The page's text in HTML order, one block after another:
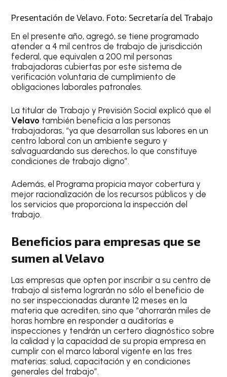
Presentación de Velavo. Foto: Secretaría del Trabajo
En el presente año, agregó, se tiene programado
atender a 4 mil centros de trabajo de jurisdicción
federal, que equivalen a 200 mil personas
trabajadoras cubiertas por este sistema de
verificación voluntaria de cumplimiento de
obligaciones laborales patronales.
La titular de Trabajo y Previsión Social explicó que el
Velavo también beneficia a las personas
trabajadoras, “ya que desarrollan sus labores en un
centro laboral con un ambiente seguro y
salvaguardando sus derechos, lo que constituye
condiciones de trabajo digno”.
Además, el Programa propicia mayor cobertura y
mejor racionalización de los recursos públicos y de
los servicios que proporciona la inspección del
trabajo.
Beneficios para empresas que se
sumen al Velavo
Las empresas que opten por inscribir a su centro de
trabajo al sistema lograrán no sólo el beneficio de
no ser inspeccionadas durante 12 meses en la
materia que acrediten, sino que “ahorrarán miles de
horas hombre en responder a auditorías e
inspecciones y tendrán un certero diagnóstico sobre
la calidad y la capacidad de su propia empresa en
cumplir con el marco laboral vigente en las tres
materias: salud, capacitación y en condiciones
generales del trabajo”.